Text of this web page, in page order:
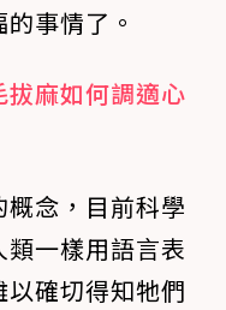
事情了。
麻如何調適心
念，目前科學
一樣用語言表
確切得知牠們